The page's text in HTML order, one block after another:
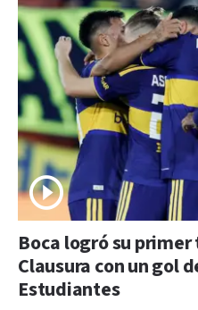
Boca logró su
Clausura con un gol
Estudiantes